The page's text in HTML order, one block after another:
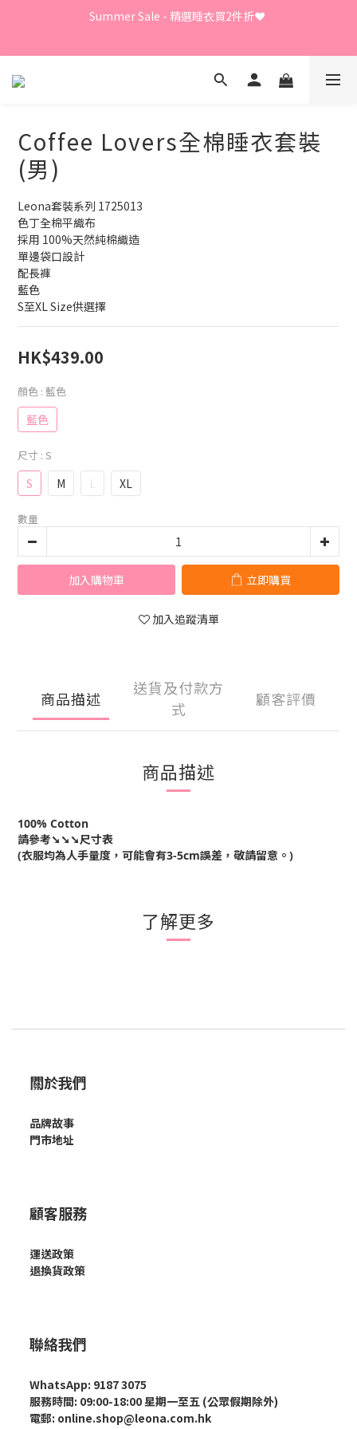
Summer Sale - 精選睡衣買2件折❤️
Summer Sale - 精選睡衣買2件折❤️
日本直送限定及GUNZE產品、LEONA胸圍內褲、日本直送
LECIEN商品 - 買3件8折
Coffee Lovers全棉睡衣套裝
(男)
Leona套裝系列 1725013
色丁全棉平織布
採用 100%天然純棉織造
單邊袋口設計
配長褲
藍色
S至XL Size供選擇
HK$439.00
顏色 : 藍色
藍色
尺寸 : S
S M L XL
數量
加入購物車 立即購買
加入追蹤清單
商品描述
送貨及付款方
式
顧客評價
商品描述
100% Cotton
請參考➘➘➘尺寸表
(衣服均為人手量度，可能會有3-5cm誤差，敬請留意。)
了解更多
關於我們
品牌故事
門市地址
顧客服務
運送政策
退換貨政策
聯絡我們
WhatsApp: 9187 3075
服務時間: 09:00-18:00 星期一至五 (公眾假期除外)
電郵: online.shop@leona.com.hk